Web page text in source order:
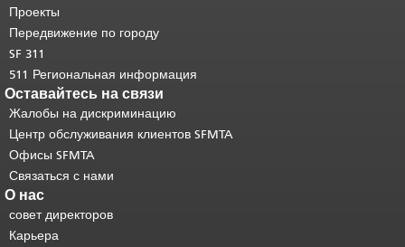
странице.
основного содержимого .
Проекты
Передвижение по городу
SF 311
511 Региональная информация
Оставайтесь на связи
Жалобы на дискриминацию
Центр обслуживания клиентов SFMTA
Офисы SFMTA
Связаться с нами
О нас
совет директоров
Карьера